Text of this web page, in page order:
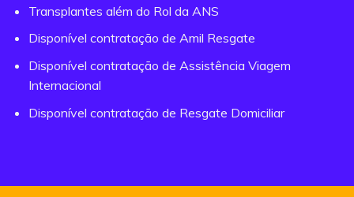
Transplantes além do Rol da ANS
Disponível contratação de Amil Resgate
Disponível contratação de Assistência Viagem
Internacional
Disponível contratação de Resgate Domiciliar